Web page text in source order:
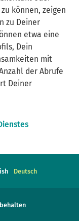
können, zeigen
zu Deiner
etwa eine
Dein
mit
der Abrufe
Deiner
Deutsch